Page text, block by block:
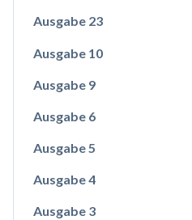
Ausgabe 23
Ausgabe 10
Ausgabe 9
Ausgabe 6
Ausgabe 5
Ausgabe 4
Ausgabe 3